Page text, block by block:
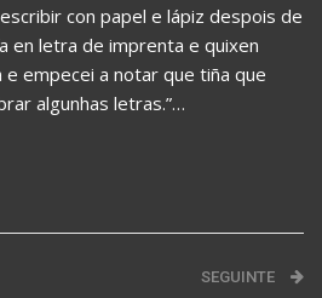
con papel e lápiz despois de
en letra de imprenta e quixen
empecei a notar que tiña que
algunhas letras.”…
SEGUINTE